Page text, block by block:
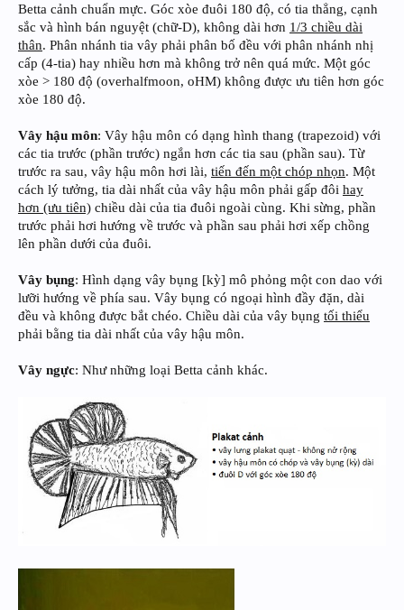
Betta cảnh chuẩn mực. Góc xòe đuôi 180 độ, có tia thẳng, cạnh
sắc và hình bán nguyệt (chữ-D), không dài hơn 1/3 chiều dài
thân. Phân nhánh tia vây phải phân bố đều với phân nhánh nhị
cấp (4-tia) hay nhiều hơn mà không trở nên quá mức. Một góc
xòe > 180 độ (overhalfmoon, oHM) không được ưu tiên hơn góc
xòe 180 độ.
Vây hậu môn: Vây hậu môn có dạng hình thang (trapezoid) với
các tia trước (phần trước) ngắn hơn các tia sau (phần sau). Từ
trước ra sau, vây hậu môn hơi lài, tiến đến một chóp nhọn. Một
cách lý tưởng, tia dài nhất của vây hậu môn phải gấp đôi hay
hơn (ưu tiên) chiều dài của tia đuôi ngoài cùng. Khi sừng, phần
trước phải hơi hướng về trước và phần sau phải hơi xếp chồng
lên phần dưới của đuôi.
Vây bụng: Hình dạng vây bụng [kỳ] mô phỏng một con dao với
lưỡi hướng về phía sau. Vây bụng có ngoại hình đầy đặn, dài
đều và không được bắt chéo. Chiều dài của vây bụng tối thiểu
phải bằng tia dài nhất của vây hậu môn.
Vây ngực: Như những loại Betta cảnh khác.